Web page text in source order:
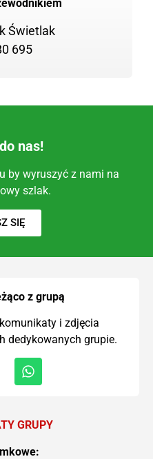
Świetlak
695
nas!
by wyruszyć z nami na
szlak.
SIĘ
z grupą
i zdjęcia
dedykowanych grupie.
GRUPY